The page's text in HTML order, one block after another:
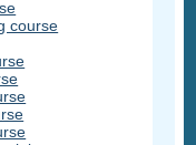
course